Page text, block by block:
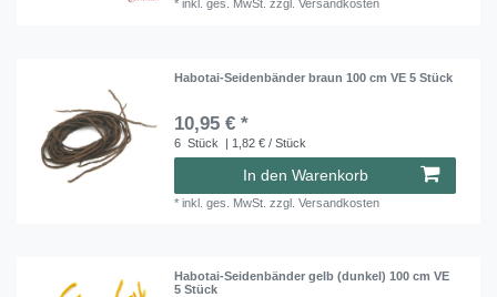
*inkl. ges. MwSt. zzgl.Versandkosten
Habotai-Seidenbänder braun 100 cm VE 5 Stück
10,95 € *
6 Stück | 1,82 € / Stück
In den Warenkorb
*inkl. ges. MwSt. zzgl.Versandkosten
Habotai-Seidenbänder gelb (dunkel) 100 cm VE
5 Stück